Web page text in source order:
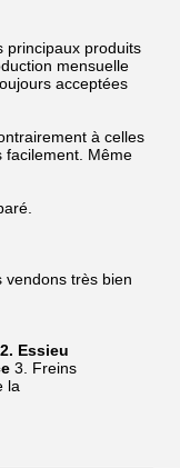
principaux produits
mensuelle
acceptées
à celles
facilement. Même
vendons très bien
2. Essieu
3. Freins
la